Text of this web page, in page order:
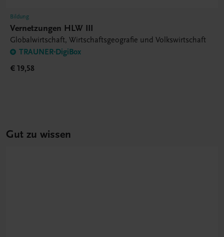
Bildung
Vernetzungen HLW III
Globalwirtschaft, Wirtschaftsgeografie und Volkswirtschaft
TRAUNER-DigiBox
€ 19,58
Gut zu wissen